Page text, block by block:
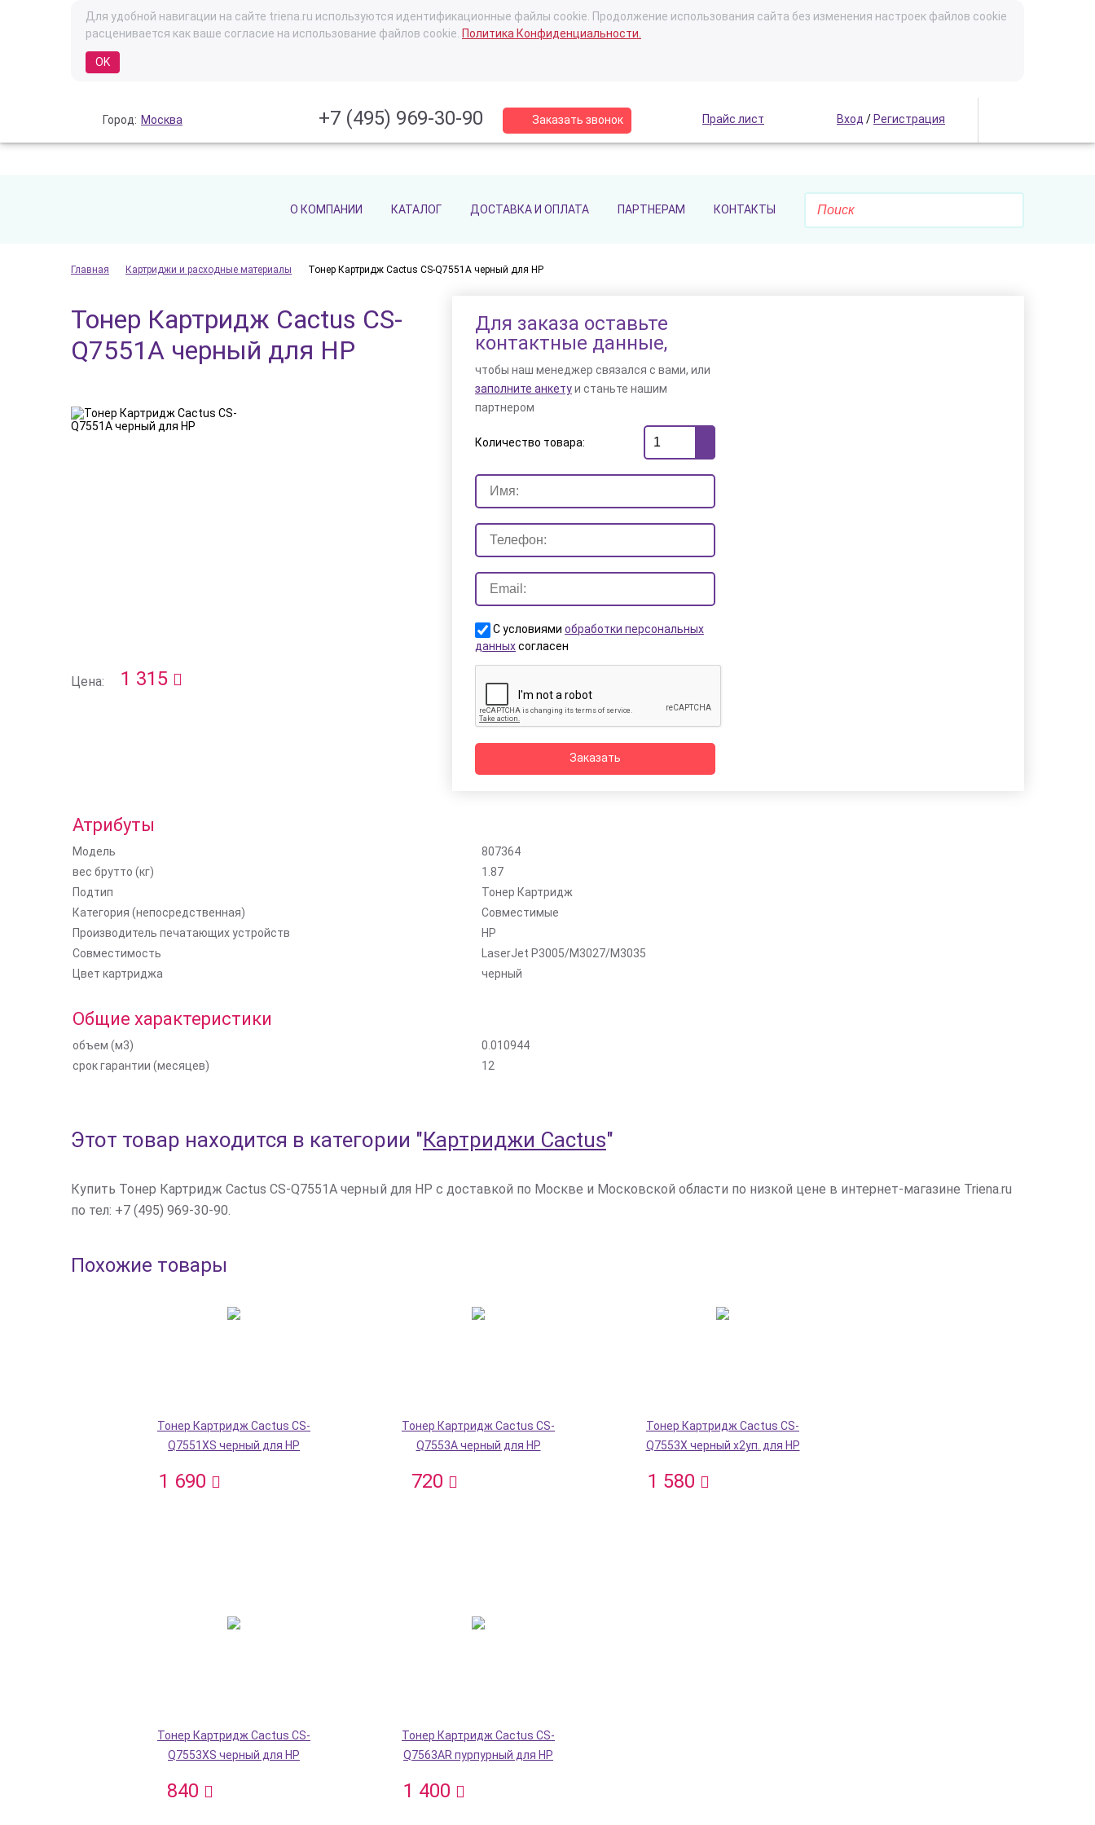
Для удобной навигации на сайте triena.ru используются идентификационные файлы cookie. Продолжение использования сайта без изменения настроек файлов cookie
расценивается как ваше согласие на использование файлов cookie. Политика Конфиденциальности.
OK
Город: Москва +7 (495) 969-30-90 Заказать звонок Прайс лист Вход / Регистрация
О КОМПАНИИ КАТАЛОГ ДОСТАВКА И ОПЛАТА ПАРТНЕРАМ КОНТАКТЫ
Главная Картриджи и расходные материалы Тонер Картридж Cactus CS-Q7551A черный для HP
Тонер Картридж Cactus CS-
Q7551A черный для HP
Цена: 1 315
Для заказа оставьте
контактные данные,
чтобы наш менеджер связался с вами, или
заполните анкетуи станьте нашим
партнером
Количество товара:
С условиями обработки персональных
данныхсогласен
Заказать
Атрибуты
Модель
807364
вес брутто (кг)
1.87
Подтип
Тонер Картридж
Категория (непосредственная)
Совместимые
Производитель печатающих устройств
HP
Совместимость
LaserJet P3005/M3027/M3035
Цвет картриджа
черный
Общие характеристики
объем (м3)
0.010944
срок гарантии (месяцев)
12
Этот товар находится в категории "Картриджи Cactus"
Купить Тонер Картридж Cactus CS-Q7551A черный для HP с доставкой по Москве и Московской области по низкой цене в интернет-магазине Triena.ru
по тел: +7 (495) 969-30-90.
Похожие товары
Тонер Картридж Cactus CS-
Q7551XS черный для HP
1 690
Тонер Картридж Cactus CS-
Q7553A черный для HP
720
Тонер Картридж Cactus CS-
Q7553X черный x2уп. для HP
1 580
Тонер Картридж Cactus CS-
Q7553XS черный для HP
840
Тонер Картридж Cactus CS-
Q7563AR пурпурный для HP
1 400